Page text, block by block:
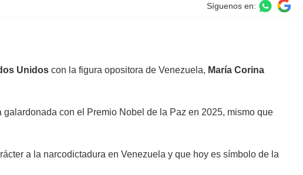
Síguenos en:
Unidos con la figura opositora de Venezuela, María Corina
galardonada con el Premio Nobel de la Paz en 2025, mismo que
a la narcodictadura en Venezuela y que hoy es símbolo de la